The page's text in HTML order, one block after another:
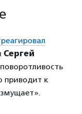
Сергей
приводит к